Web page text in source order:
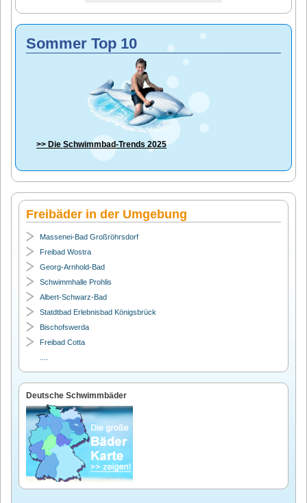
Sommer Top 10
>> DieSchwimmbad-Trends 2025
Freibäder in der Umgebung
Massenei-Bad Großröhrsdorf
Freibad Wostra
Georg-Arnhold-Bad
Schwimmhalle Prohlis
Albert-Schwarz-Bad
Statdtbad Erlebnisbad Königsbrück
Bischofswerda
Freibad Cotta
Deutsche Schwimmbäder